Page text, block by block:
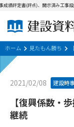
建
評定書(評点)、開示済み工事設
ホーム 見たもん勝ち
2021/02/08 建設時
【復興係数・
継続
第1条（規約の目的